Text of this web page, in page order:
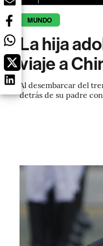
MUNDO
La hija
viaje a
Al desembarcar del
detrás de su padre